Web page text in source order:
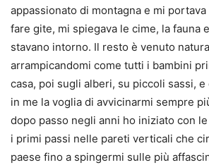
appassionato di montagna e mi
fare gite, mi spiegava le cime, la fauna
stavano intorno. Il resto è venuto
arrampicandomi come tutti i bambini
casa, poi sugli alberi, su piccoli sassi,
in me la voglia di avvicinarmi sempre
dopo passo negli anni ho iniziato con
i primi passi nelle pareti verticali che
paese fino a spingermi sulle più